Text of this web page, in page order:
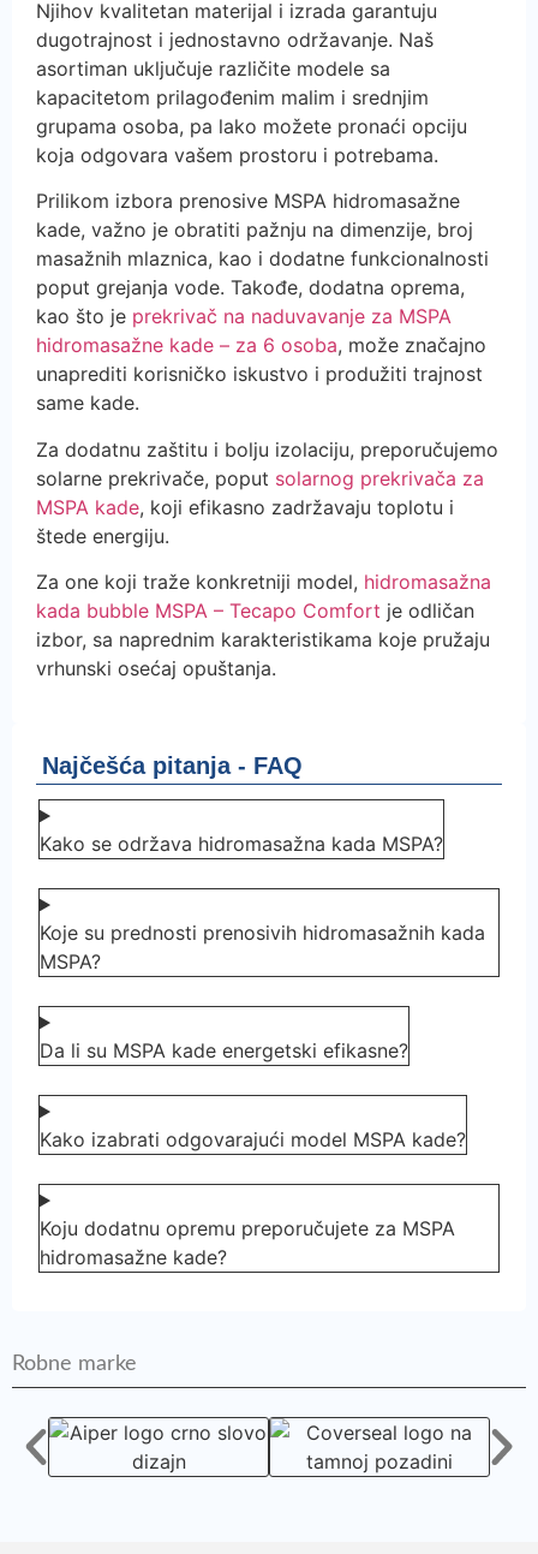
Njihov kvalitetan materijal i izrada garantuju
dugotrajnost i jednostavno održavanje. Naš
asortiman uključuje različite modele sa
kapacitetom prilagođenim malim i srednjim
grupama osoba, pa lako možete pronaći opciju
koja odgovara vašem prostoru i potrebama.
Prilikom izbora prenosive MSPA hidromasažne
kade, važno je obratiti pažnju na dimenzije, broj
masažnih mlaznica, kao i dodatne funkcionalnosti
poput grejanja vode. Takođe, dodatna oprema,
kao što je prekrivač na naduvavanje za MSPA
hidromasažne kade – za 6 osoba, može značajno
unaprediti korisničko iskustvo i produžiti trajnost
same kade.
Za dodatnu zaštitu i bolju izolaciju, preporučujemo
solarne prekrivače, poput solarnog prekrivača za
MSPA kade, koji efikasno zadržavaju toplotu i
štede energiju.
Za one koji traže konkretniji model, hidromasažna
kada bubble MSPA – Tecapo Comfort je odličan
izbor, sa naprednim karakteristikama koje pružaju
vrhunski osećaj opuštanja.
Najčešća pitanja - FAQ
Kako se održava hidromasažna kada MSPA?
Koje su prednosti prenosivih hidromasažnih kada
MSPA?
Da li su MSPA kade energetski efikasne?
Kako izabrati odgovarajući model MSPA kade?
Koju dodatnu opremu preporučujete za MSPA
hidromasažne kade?
Robne marke